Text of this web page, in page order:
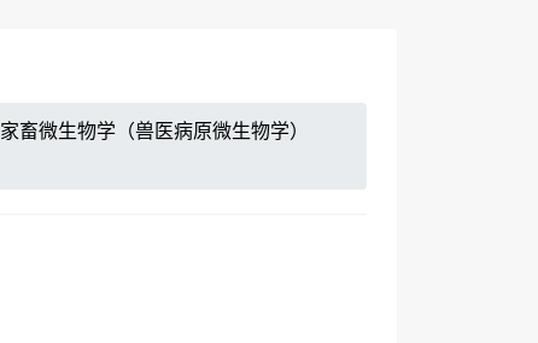
家畜微生物学（兽医病原微生物学）